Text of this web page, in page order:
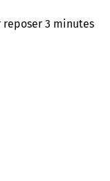
3 minutes